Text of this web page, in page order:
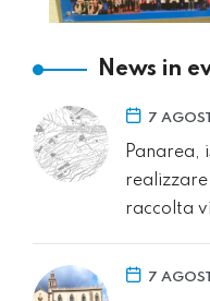
News in
7
Panarea,
raccolta
7